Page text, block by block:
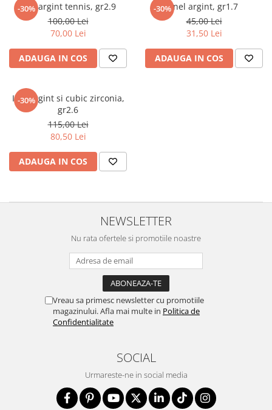
marimea 50
marimea 51
marimea 52
marimea 53
marimea 54
marimea 55
marimea 56
marimea 58
marimea 59
marimea 60
-30%
Inel argint tennis, gr2.9
100,00 Lei
70,00 Lei
ADAUGA IN COS
-30%Inel argint, gr1.7
45,00 Lei
31,50 Lei
ADAUGA IN COS
-30%
Inel argint si cubic zirconia,
gr2.6
115,00 Lei
80,50 Lei
ADAUGA IN COS
NEWSLETTER
Nu rata ofertele si promotiile noastre
Vreau sa primesc newsletter cu promotiile
magazinului. Afla mai multe in Politica de
Confidentialitate
SOCIAL
Urmareste-ne in social media